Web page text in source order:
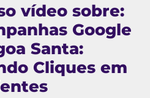
vídeo sobre:
Google
Santa:
Cliques em